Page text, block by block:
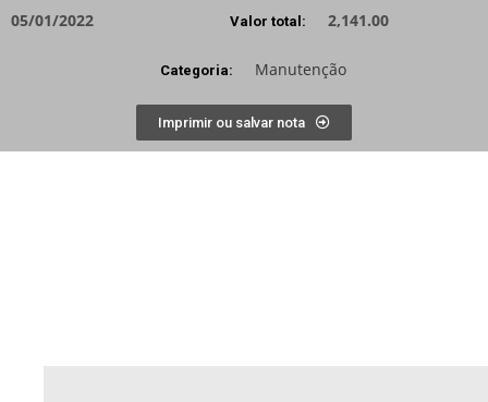
05/01/2022 Valor total: 2,141.00
Categoria: Manutenção
Imprimir ou salvar nota